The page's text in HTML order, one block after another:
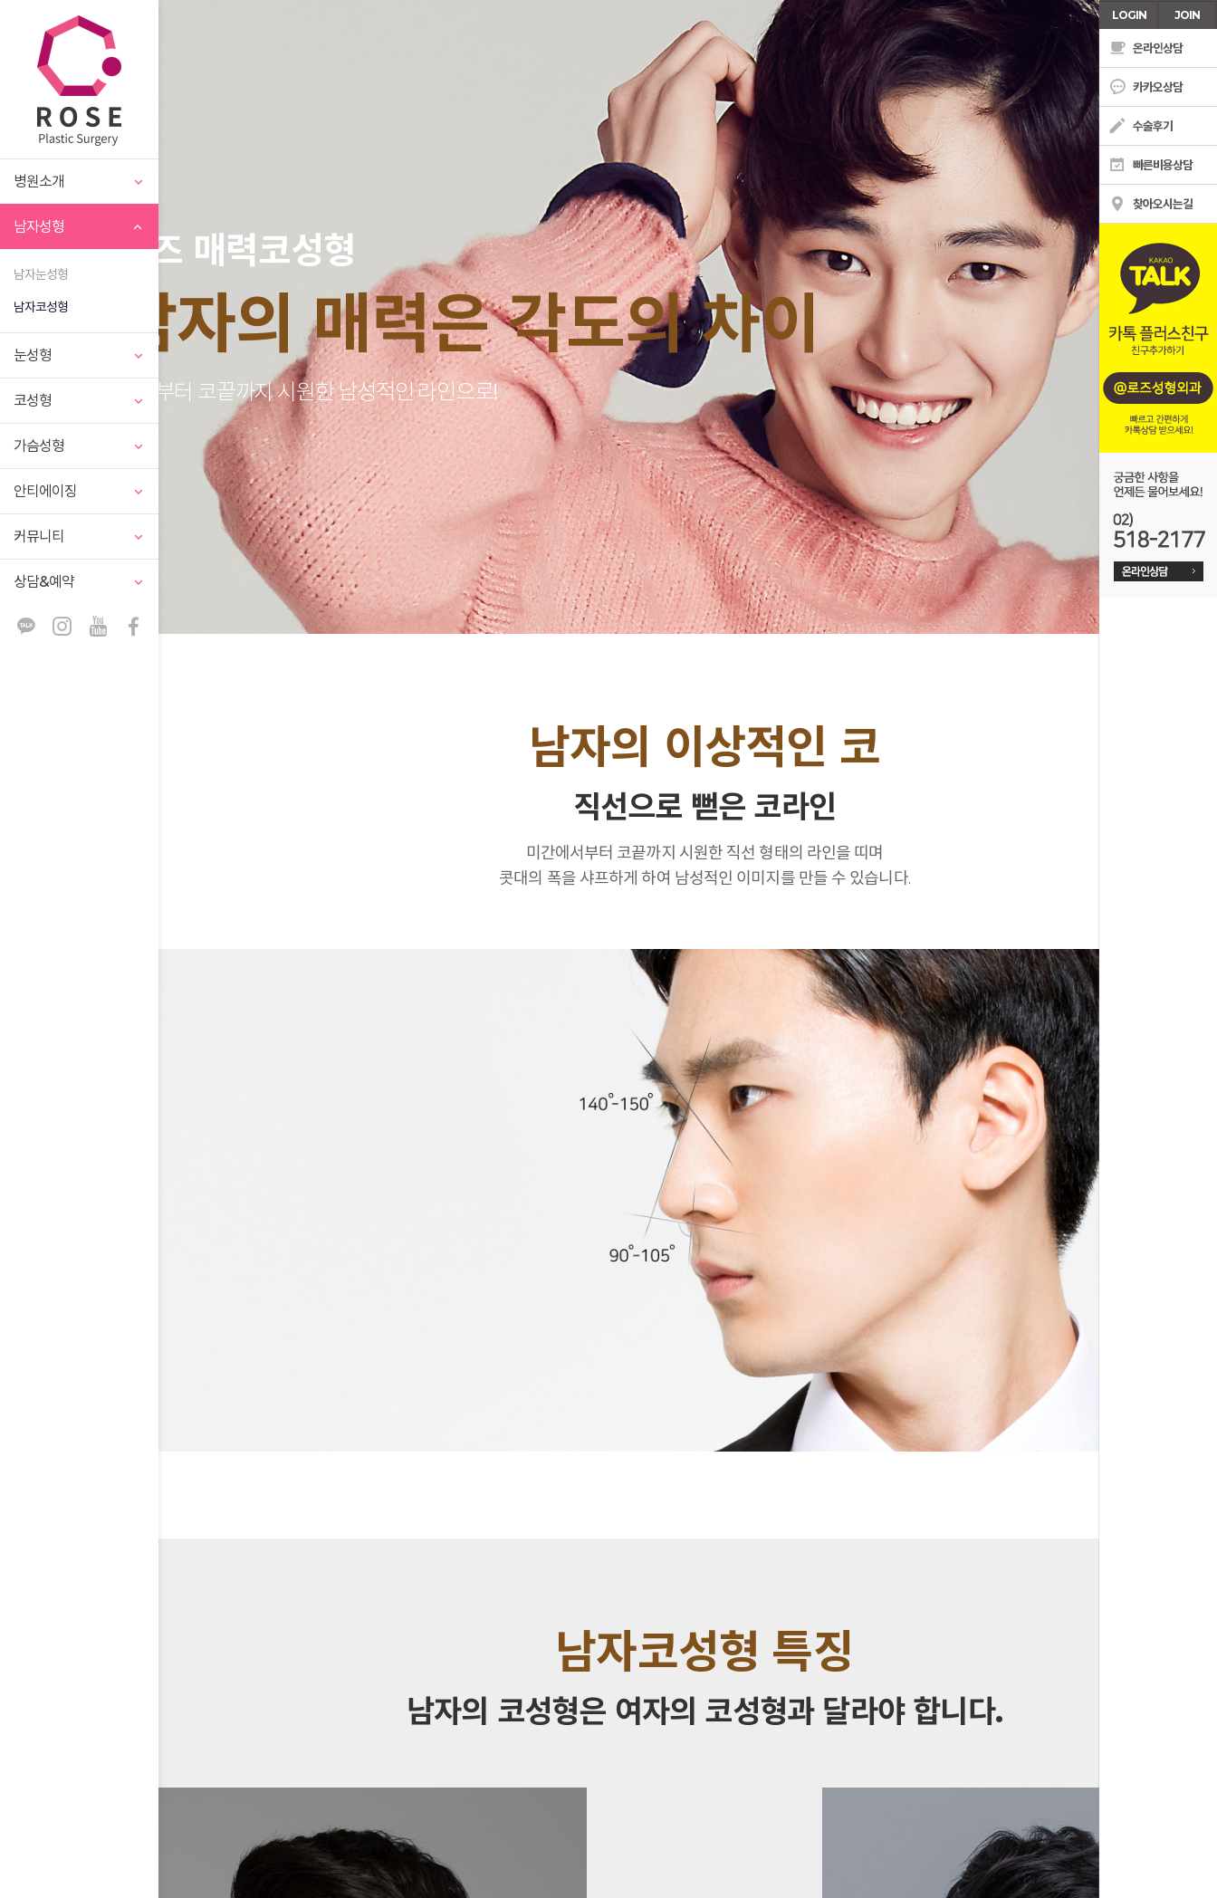
병원소개
남자성형
남자눈성형
남자코성형
눈성형
코성형
가슴성형
안티에이징
커뮤니티
상담&예약
로즈 매력코성형
남자의 매력은 각도의 차이
미간부터 코끝까지 시원한 남성적인 라인으로!
남자의 이상적인 코
직선으로 뻗은 코라인
미간에서부터 코끝까지 시원한 직선 형태의 라인을 띠며
콧대의 폭을 샤프하게 하여 남성적인 이미지를 만들 수 있습니다.
남자코성형 특징
남자의 코성형은 여자의 코성형과 달라야 합니다.
카톡상담
수술후기
온라인예약
LOGIN JOIN
온라인상담
카카오상담
수술후기
빠른비용상담
찾아오시는길